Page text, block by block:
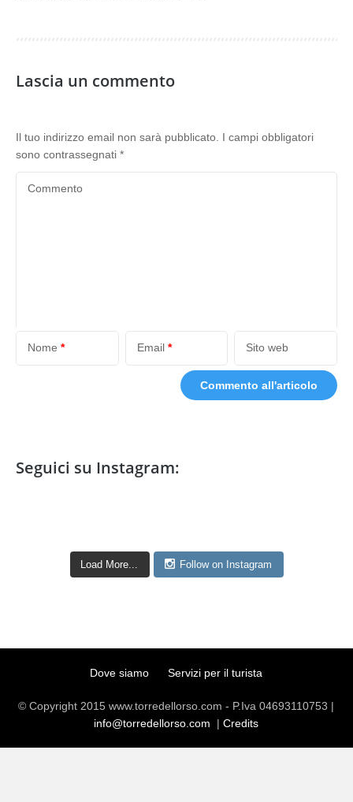
Lascia un commento
Il tuo indirizzo email non sarà pubblicato. I campi obbligatori
sono contrassegnati *
Commento
Nome * Email * Sito web
Seguici su Instagram:
Load More... Follow on Instagram
Dove siamo Servizi per il turista
© Copyright 2015 www.torredellorso.com - P.Iva 04693110753 |
info@torredellorso.com |Credits